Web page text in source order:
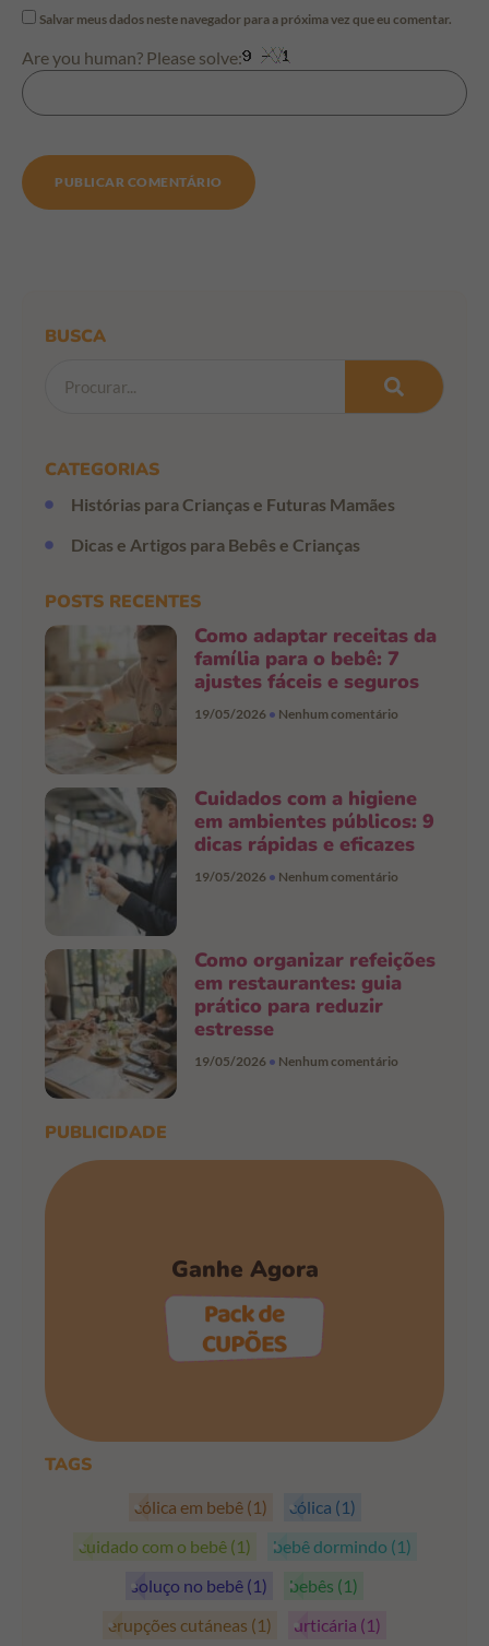
Salvar meus dados neste navegador para a próxima vez que eu comentar.
Are you human? Please solve:
BUSCA
CATEGORIAS
Histórias para Crianças e Futuras Mamães
Dicas e Artigos para Bebês e Crianças
POSTS RECENTES
Como adaptar receitas da
família para o bebê: 7
ajustes fáceis e seguros
19/05/2026 Nenhum comentário
Cuidados com a higiene
em ambientes públicos: 9
dicas rápidas e eficazes
19/05/2026 Nenhum comentário
Como organizar refeições
em restaurantes: guia
prático para reduzir
estresse
19/05/2026 Nenhum comentário
PUBLICIDADE
Ganhe Agora
TAGS
cólica em bebê (1) cólica (1)
cuidado com o bebê (1) bebê dormindo (1)
soluço no bebê (1) bebês (1)
erupções cutáneas (1) urticária (1)